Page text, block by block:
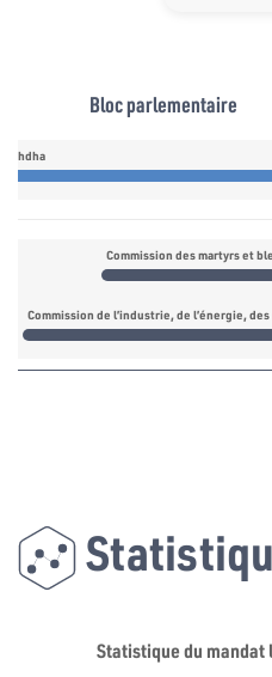
Bloc parlementaire
Commission de l’industrie, de l’énergie,
Statistique du